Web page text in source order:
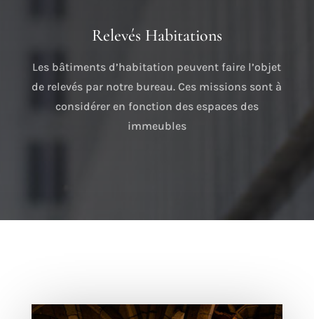
Relevés Habitations
Les bâtiments d’habitation peuvent faire l’objet
de relevés par notre bureau. Ces missions sont à
considérer en fonction des espaces des
immeubles